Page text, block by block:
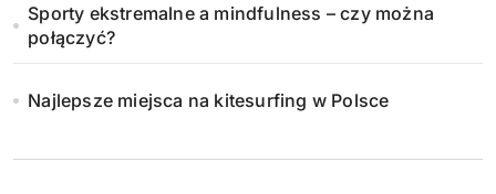
Sporty ekstremalne a mindfulness – czy można
połączyć?
Najlepsze miejsca na kitesurfing w Polsce